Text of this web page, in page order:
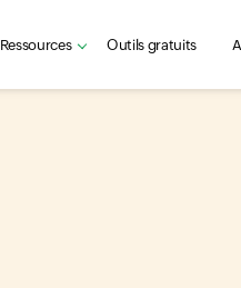
Ressources Outils gratuits